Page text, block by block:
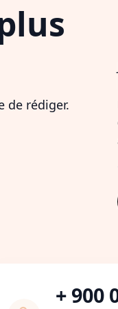
de rédiger.
+ 900